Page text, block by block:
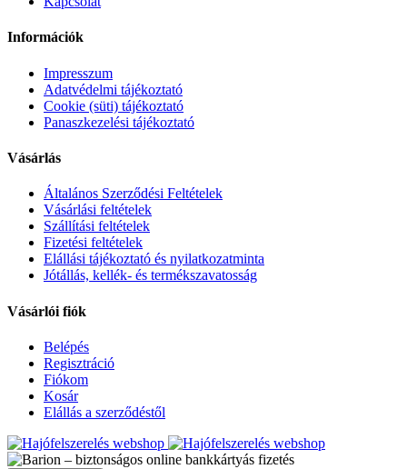
Információk
Impresszum
Adatvédelmi tájékoztató
Cookie (süti) tájékoztató
Panaszkezelési tájékoztató
Vásárlás
Általános Szerződési Feltételek
Vásárlási feltételek
Szállítási feltételek
Fizetési feltételek
Elállási tájékoztató és nyilatkozatminta
Jótállás, kellék- és termékszavatosság
Vásárlói fiók
Belépés
Regisztráció
Fiókom
Kosár
Elállás a szerződéstől